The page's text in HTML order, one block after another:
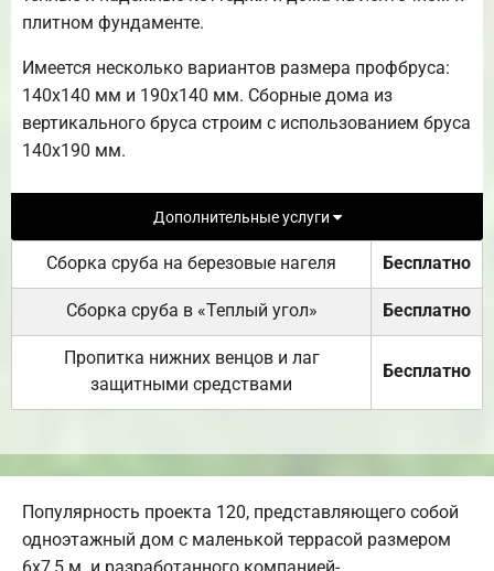
плитном фундаменте.
Имеется несколько вариантов размера профбруса:
140х140 мм и 190х140 мм. Сборные дома из
вертикального бруса строим с использованием бруса
140х190 мм.
Дополнительные услуги
Сборка сруба на березовые нагеля Бесплатно
Сборка сруба в «Теплый угол» Бесплатно
Пропитка нижних венцов и лаг
защитными средствами
Бесплатно
Популярность проекта 120, представляющего собой
одноэтажный дом с маленькой террасой размером